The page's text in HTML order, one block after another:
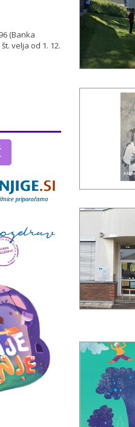
(Banka
velja od 1. 12.